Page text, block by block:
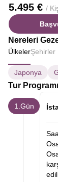
5.495 € /
Nereleri
ÜlkelerŞehirler
Japonya
Tur Programı
1.Gün